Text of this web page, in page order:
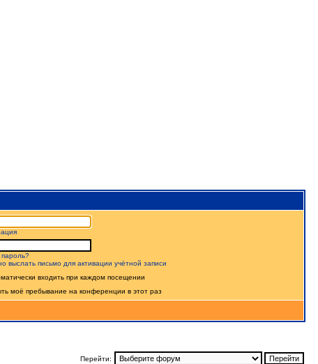
выслать письмо для активации учётной записи
входить при каждом посещении
моё пребывание на конференции в этот раз
Перейти: